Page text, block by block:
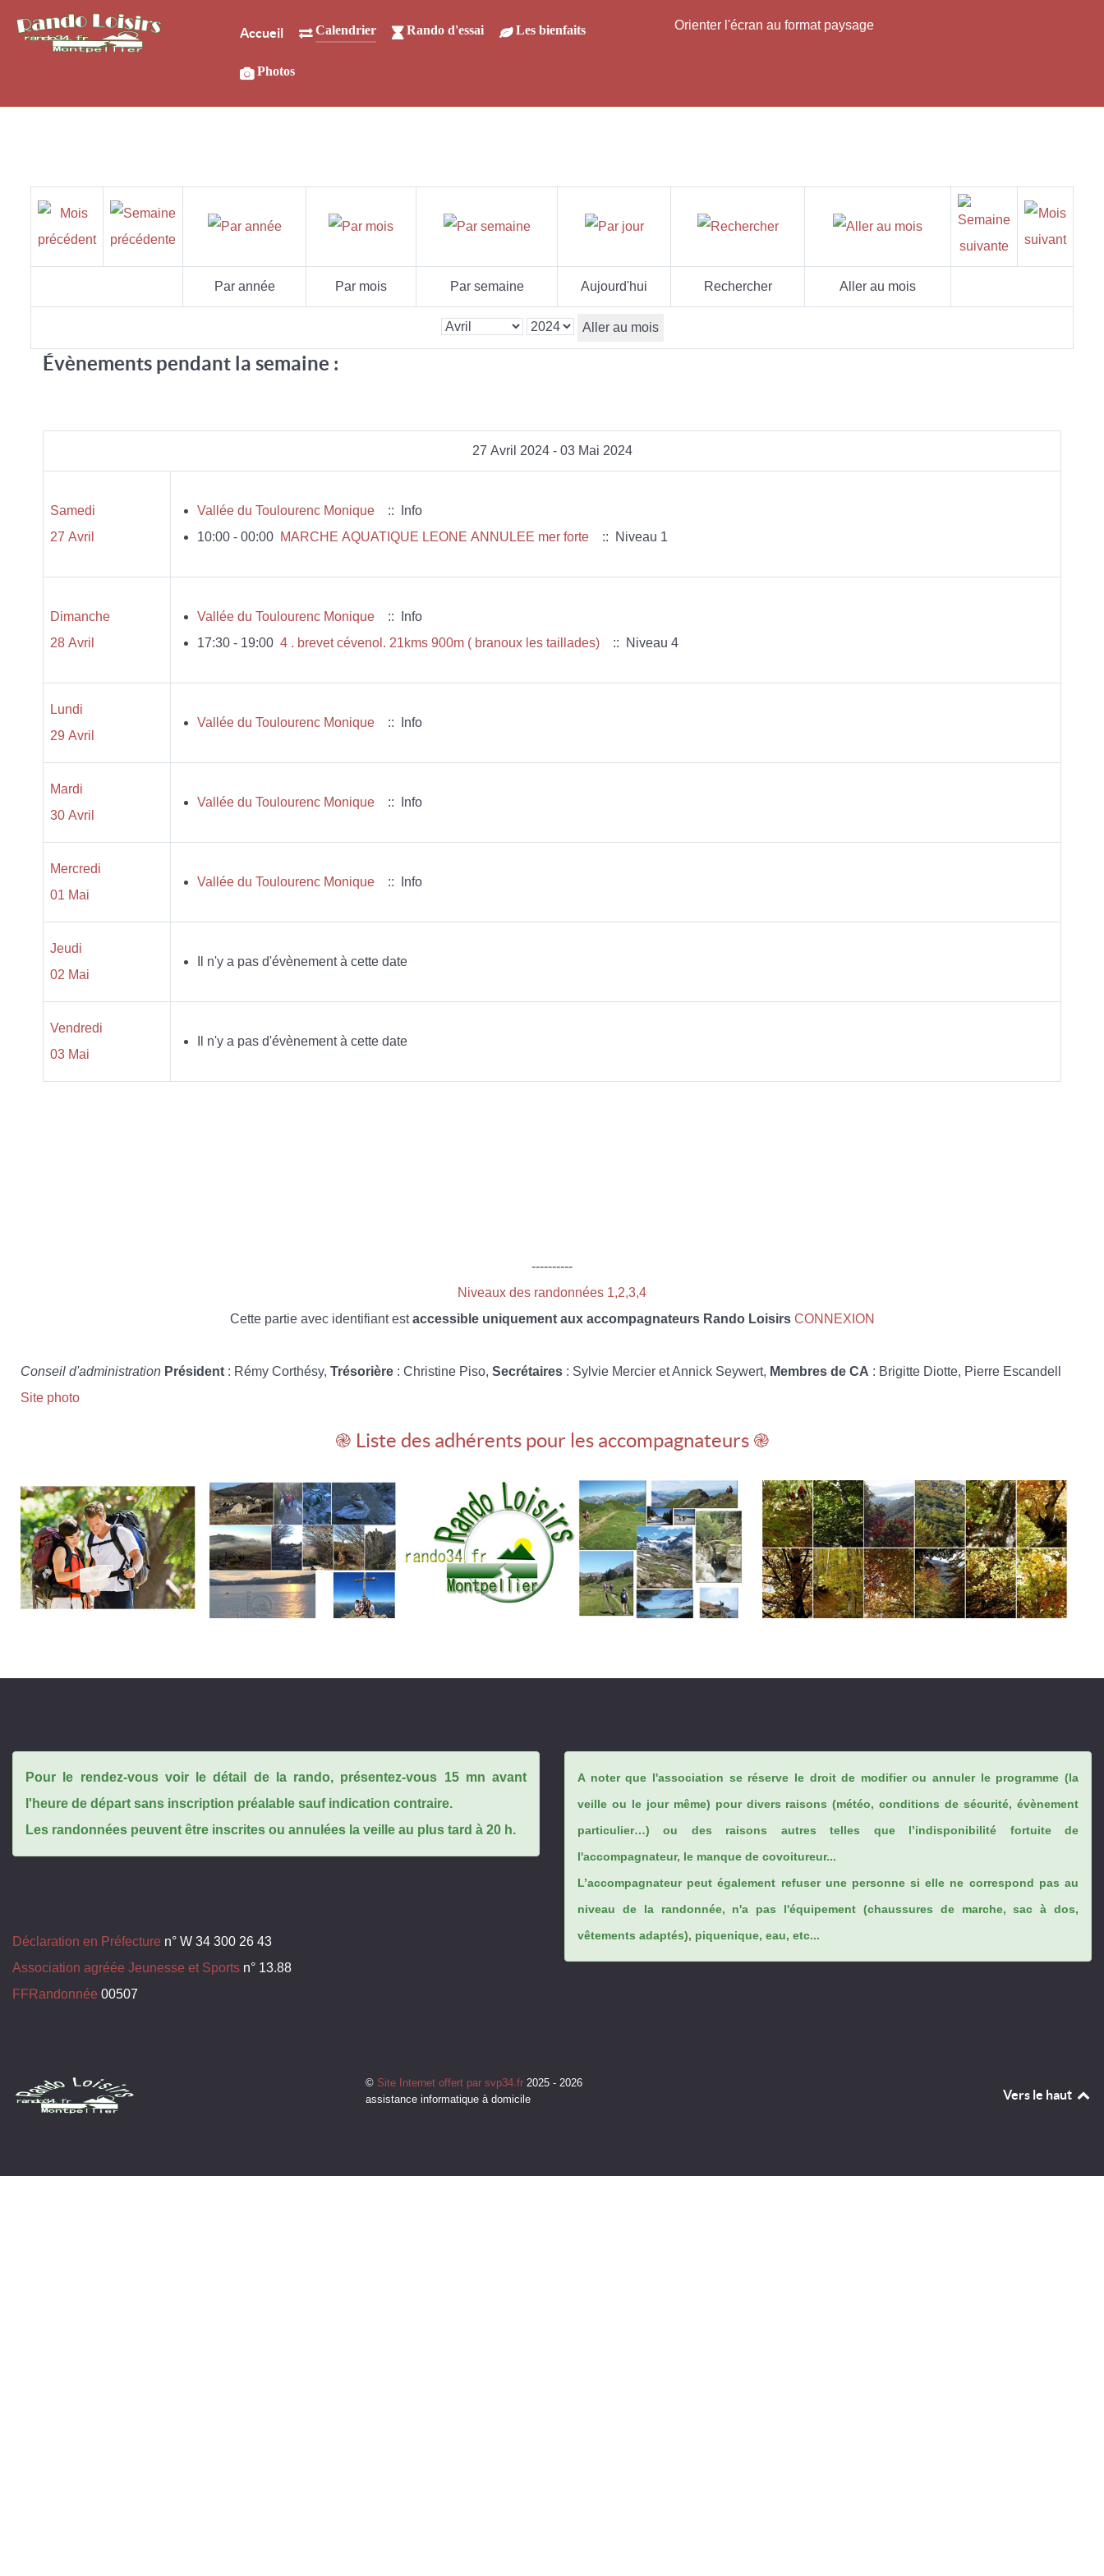
Accueil Calendrier Rando d'essai Les bienfaits
Photos
Orienter l'écran au format paysage
Par année Par mois Par semaine Aujourd'hui Rechercher Aller au mois
Aller au mois
Évènements pendant la semaine :
27 Avril 2024 - 03 Mai 2024
Samedi
27 Avril
Vallée du Toulourenc Monique
:: Info
10:00 - 00:00 MARCHE AQUATIQUE LEONE ANNULEE mer forte :: Niveau 1
Dimanche
28 Avril
Vallée du Toulourenc Monique
:: Info
17:30 - 19:00
4 . brevet cévenol. 21kms 900m ( branoux les taillades) :: Niveau 4
Lundi
29 Avril
Vallée du Toulourenc Monique :: Info
Mardi
30 Avril
Vallée du Toulourenc Monique :: Info
Mercredi
01 Mai
Vallée du Toulourenc Monique :: Info
Jeudi
02 Mai
Il n'y a pas d'évènement à cette date
Vendredi
03 Mai
Il n'y a pas d'évènement à cette date
----------
Niveaux des randonnées 1,2,3,4
Cette partie avec identifiant estaccessible uniquement aux accompagnateurs Rando Loisirs CONNEXION
Conseil d'administration Président : Rémy Corthésy, Trésorière : Christine Piso, Secrétaires : Sylvie Mercier et Annick Seywert, Membres de CA : Brigitte Diotte, Pierre Escandell
Site photo
֎ Liste des adhérents pour les accompagnateurs ֎
Pour le rendez-vous voir le détail de la rando, présentez-vous 15 mn avant
l'heure de départ sans inscription préalable sauf indication contraire.
Les randonnées peuvent être inscrites ou annulées la veille au plus tard à 20 h.
Déclaration en Préfecture n° W 34 300 26 43
Association agréée Jeunesse et Sports n° 13.88
FFRandonnée 00507
A noter que l'association se réserve le droit de modifier ou annuler le programme (la
veille ou le jour même) pour divers raisons (météo, conditions de sécurité, évènement
particulier…) ou des raisons autres telles que l’indisponibilité fortuite de
l'accompagnateur, le manque de covoitureur...
L’accompagnateur peut également refuser une personne si elle ne correspond pas au
niveau de la randonnée, n'a pas l'équipement (chaussures de marche, sac à dos,
vêtements adaptés), piquenique, eau, etc...
© Site Internet offert par svp34.fr2025 - 2026
assistance informatique à domicile
Vers le haut